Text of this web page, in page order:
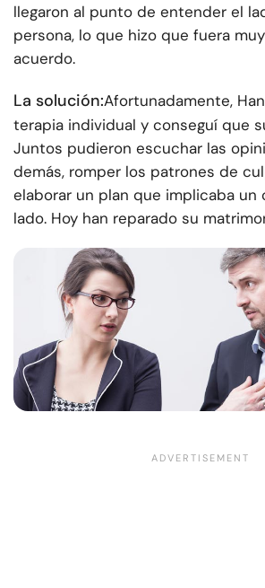
llegaron al punto de entender el
persona, lo que hizo que fuera
acuerdo.
La solución:Afortunadamente,
terapia individual y conseguí que
Juntos pudieron escuchar las
demás, romper los patrones de
elaborar un plan que implicaba un
lado. Hoy han reparado su